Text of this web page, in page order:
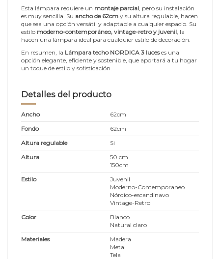
Esta lámpara requiere un montaje parcial , pero su instalación
es muy sencilla. Su ancho de 62cm y su altura regulable, hacen
que sea una opción versátil y adaptable a cualquier espacio. Su
estilo moderno-contemporáneo, vintage-retro y juvenil , la
hacen una lámpara ideal para cualquier estilo de decoración.
En resumen, la Lámpara techo NORDICA 3 luceses una
opción elegante, eficiente y sostenible, que aportará a tu hogar
un toque de estilo y sofisticación.
Detalles del producto
Ancho
62cm
Fondo
62cm
Altura regulable
Si
Altura
50 cm
150cm
Estilo
Juvenil
Moderno-Contemporaneo
Nórdico-escandinavo
Vintage-Retro
Color
Blanco
Natural claro
Materiales
Madera
Metal
Tela